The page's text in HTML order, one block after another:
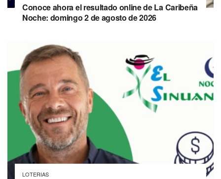
Conoce ahora el resultado online de La Caribeña
Noche: domingo 2 de agosto de 2026
LOTERIAS